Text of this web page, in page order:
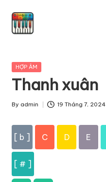
Skip
Posted
HỢP ÂM
Thanh xuân
Posted
By admin 19 Tháng 7, 2024
[ b ] C D E
[ # ]